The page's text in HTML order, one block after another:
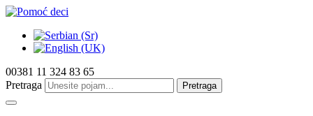
00381 11 324 83 65
Pretraga
Pretraga